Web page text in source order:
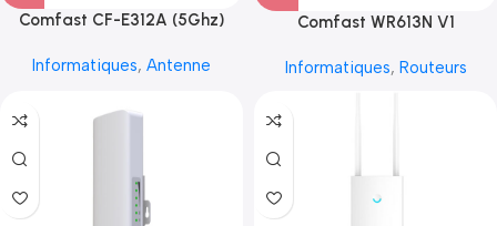
Comfast CF-E312A (5Ghz)
Informatiques, Antenne
Comfast WR613N V1
Informatiques, Routeurs